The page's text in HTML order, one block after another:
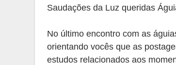
Saudações da Luz queridas
No último encontro com as
orientando vocês que as
estudos relacionados aos